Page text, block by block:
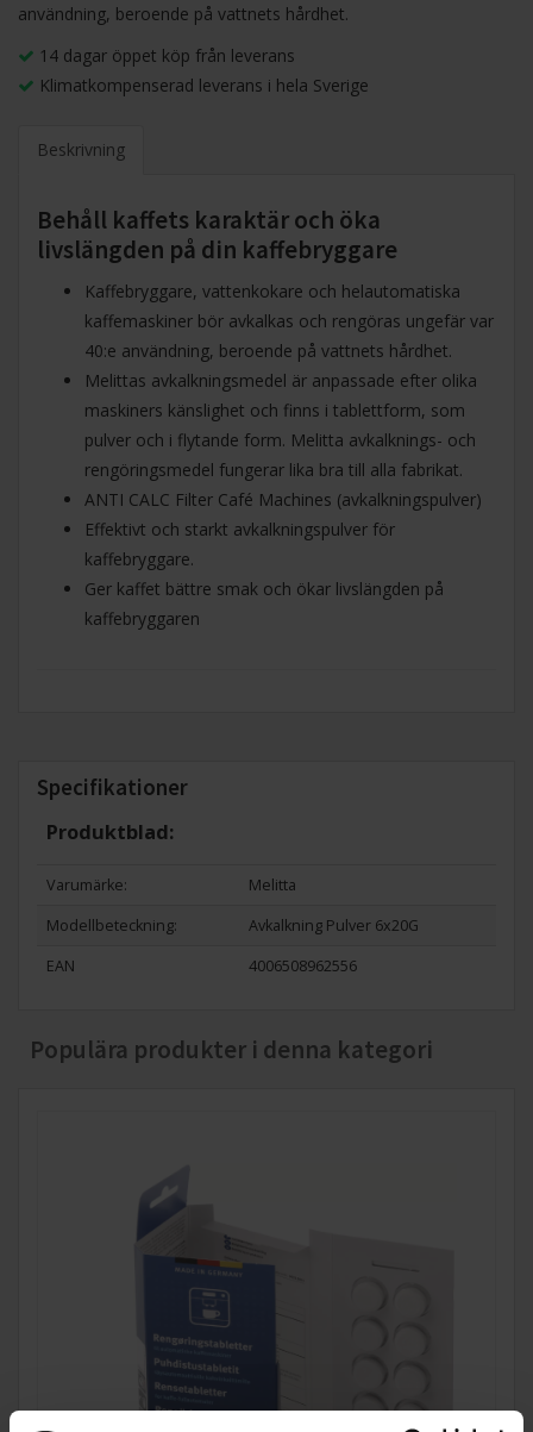
användning, beroende på vattnets hårdhet.
14 dagar öppet köp från leverans
Klimatkompenserad leverans i hela Sverige
Beskrivning
Behåll kaffets karaktär och öka
livslängden på din kaffebryggare
Kaffebryggare, vattenkokare och helautomatiska
kaffemaskiner bör avkalkas och rengöras ungefär var
40:e användning, beroende på vattnets hårdhet.
Melittas avkalkningsmedel är anpassade efter olika
maskiners känslighet och finns i tablettform, som
pulver och i flytande form. Melitta avkalknings- och
rengöringsmedel fungerar lika bra till alla fabrikat.
ANTI CALC Filter Café Machines (avkalkningspulver)
Effektivt och starkt avkalkningspulver för
kaffebryggare.
Ger kaffet bättre smak och ökar livslängden på
kaffebryggaren
Specifikationer
Produktblad:
Varumärke:
Melitta
Modellbeteckning:
Avkalkning Pulver 6x20G
EAN
4006508962556
Populära produkter i denna kategori